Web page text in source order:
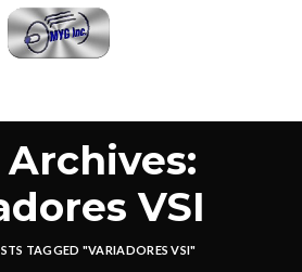
Archives:
VSI
TAGGED "VARIADORES VSI"